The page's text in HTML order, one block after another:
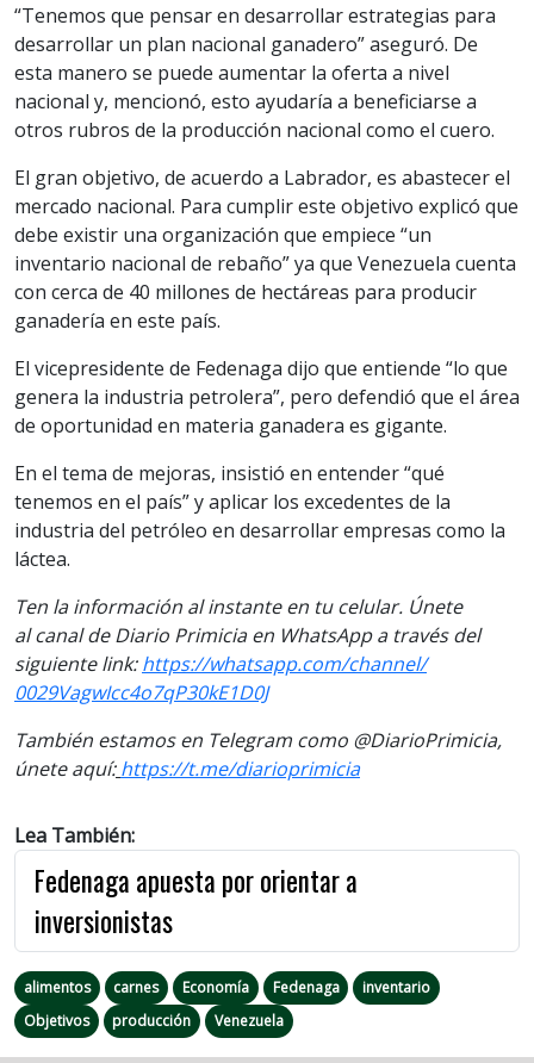
“Tenemos que pensar en desarrollar estrategias para
desarrollar un plan nacional ganadero” aseguró. De
esta manero se puede aumentar la oferta a nivel
nacional y, mencionó, esto ayudaría a beneficiarse a
otros rubros de la producción nacional como el cuero.
El gran objetivo, de acuerdo a Labrador, es abastecer el
mercado nacional. Para cumplir este objetivo explicó que
debe existir una organización que empiece “un
inventario nacional de rebaño” ya que Venezuela cuenta
con cerca de 40 millones de hectáreas para producir
ganadería en este país.
El vicepresidente de Fedenaga dijo que entiende “lo que
genera la industria petrolera”, pero defendió que el área
de oportunidad en materia ganadera es gigante.
En el tema de mejoras, insistió en entender “qué
tenemos en el país” y aplicar los excedentes de la
industria del petróleo en desarrollar empresas como la
láctea.
Ten la información al instante en tu celular. Únete
alcanalde Diario Primicia en WhatsApp a través del
siguiente link:https://whatsapp.com/channel/
0029VagwIcc4o7qP30kE1D0J
También estamos en Telegram como @DiarioPrimicia,
únete aquí: https://t.me/diarioprimicia
Lea También:
Fedenaga apuesta por orientar a
inversionistas
alimentos carnes Economía Fedenaga
inventario
Objetivos
producción Venezuela